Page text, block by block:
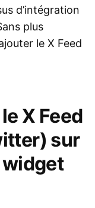
d’intégration
plus
le X Feed
X Feed
sur
widget